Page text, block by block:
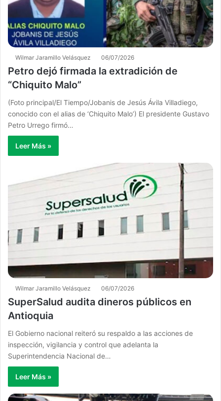
Wilmar Jaramillo Velásquez 06/07/2026
Petro dejó firmada la extradición de
“Chiquito Malo”
(Foto principal/El Tiempo/Jobanis de Jesús Ávila Villadiego,
conocido con el alias de ‘Chiquito Malo’) El presidente Gustavo
Petro Urrego firmó…
Leer Más »
Wilmar Jaramillo Velásquez 06/07/2026
SuperSalud audita dineros públicos en
Antioquia
El Gobierno nacional reiteró su respaldo a las acciones de
inspección, vigilancia y control que adelanta la
Superintendencia Nacional de…
Leer Más »